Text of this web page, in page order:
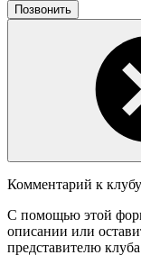
Позвонить
Комментарий к клубу
С помощью этой
описании или
представителю